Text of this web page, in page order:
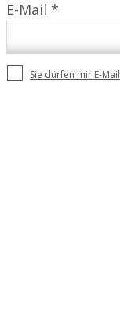
E-Mail *
Sie dürfen mir E-